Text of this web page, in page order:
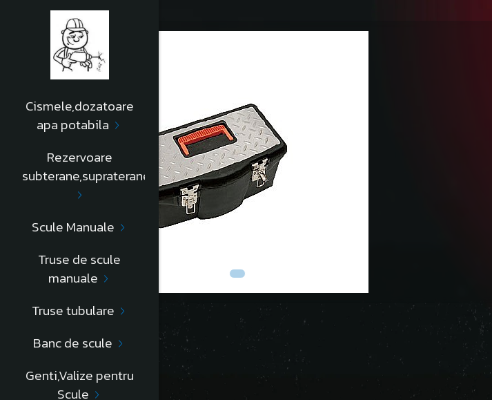
Cismele,dozatoare
apa potabila
Rezervoare
subterane,supraterane
Scule Manuale
Truse de scule
manuale
Truse tubulare
Banc de scule
Genti,Valize pentru
Scule
Descriere